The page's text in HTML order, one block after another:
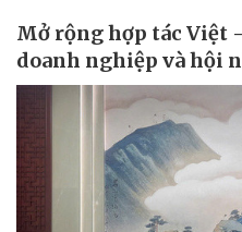
Mở rộng hợp tác Việt
doanh nghiệp và hội